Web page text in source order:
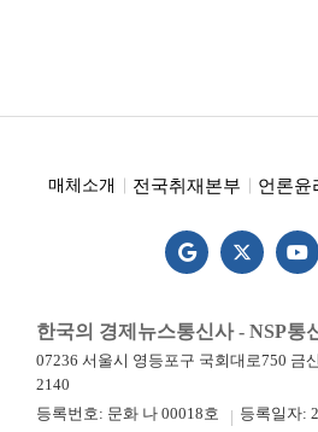
매체소개 전국취재본부 언론윤
한국의 경제뉴스통신사 - NSP통
07236 서울시 영등포구 국회대로750 금
2140
등록번호: 문화 나 00018호
등록일자: